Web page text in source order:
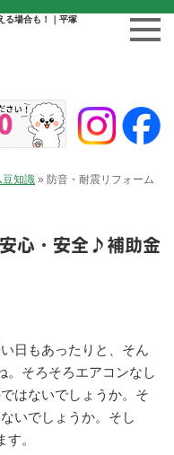
る場合も！｜平塚
豆知識 » 防音・耐震リフォーム
心・安全♪補助金
日もあったりと、そん
。そろそろエアコンなし
はないでしょうか。そ
いでしょうか。そし
。